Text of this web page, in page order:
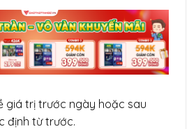
giá trị trước ngày hoặc sau
định từ trước.